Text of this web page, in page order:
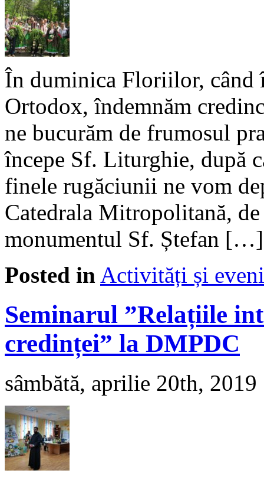
În duminica Floriilor, când
Ortodox, îndemnăm
ne bucurăm de frumosul
începe Sf. Liturghie, după
finele rugăciunii ne vom
Catedrala Mitropolitană,
monumentul Sf. Ștefan […]
Posted in Activități și
Seminarul ”Relațiile
credinței” la DMPDC
sâmbătă, aprilie 20th, 2019